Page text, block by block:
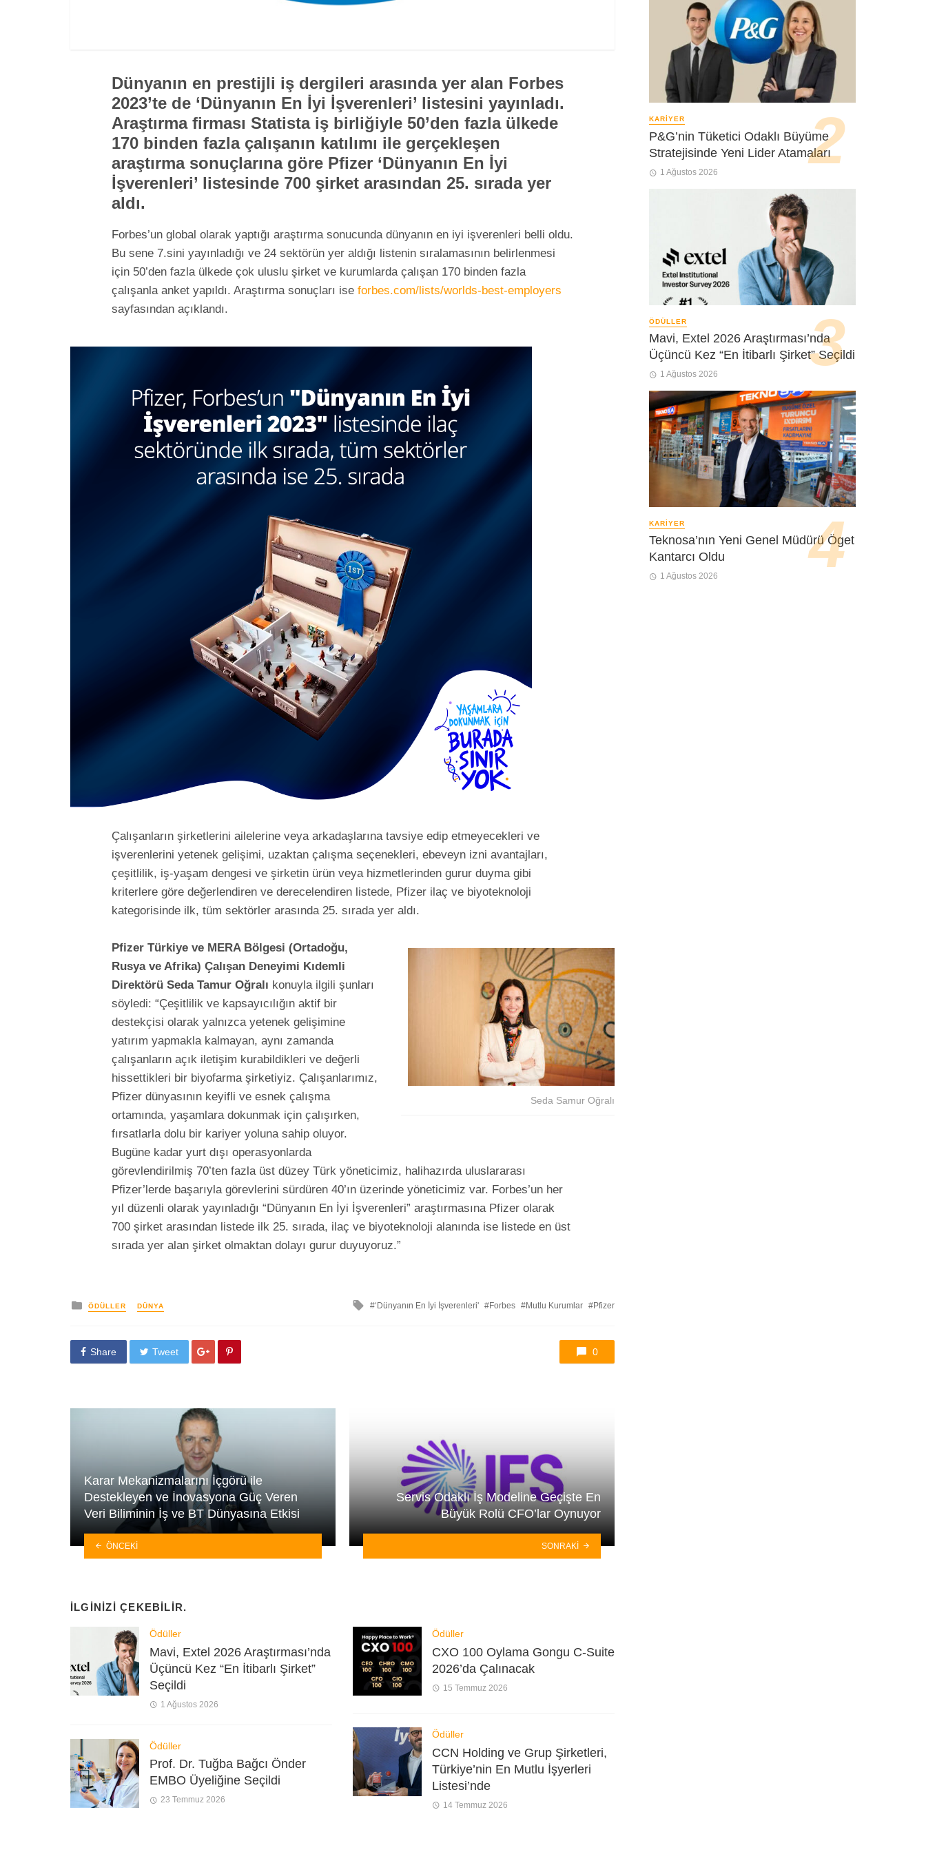
Dünyanın en prestijli iş dergileri arasında yer alan Forbes
2023’te de ‘Dünyanın En İyi İşverenleri’ listesini yayınladı.
Araştırma firması Statista iş birliğiyle 50’den fazla ülkede
170 binden fazla çalışanın katılımı ile gerçekleşen
araştırma sonuçlarına göre Pfizer ‘Dünyanın En İyi
İşverenleri’ listesinde 700 şirket arasından 25. sırada yer
aldı.
Forbes’un global olarak yaptığı araştırma sonucunda dünyanın en iyi işverenleri belli oldu.
Bu sene 7.sini yayınladığı ve 24 sektörün yer aldığı listenin sıralamasının belirlenmesi
için 50’den fazla ülkede çok uluslu şirket ve kurumlarda çalışan 170 binden fazla
çalışanla anket yapıldı. Araştırma sonuçları ise forbes.com/lists/worlds-best-employers
sayfasından açıklandı.
Çalışanların şirketlerini ailelerine veya arkadaşlarına tavsiye edip etmeyecekleri ve
işverenlerini yetenek gelişimi, uzaktan çalışma seçenekleri, ebeveyn izni avantajları,
çeşitlilik, iş-yaşam dengesi ve şirketin ürün veya hizmetlerinden gurur duyma gibi
kriterlere göre değerlendiren ve derecelendiren listede, Pfizer ilaç ve biyoteknoloji
kategorisinde ilk, tüm sektörler arasında 25. sırada yer aldı.
Seda Samur Oğralı
Pfizer Türkiye ve MERA Bölgesi (Ortadoğu,
Rusya ve Afrika) Çalışan Deneyimi Kıdemli
Direktörü Seda Tamur Oğralı konuyla ilgili şunları
söyledi: “Çeşitlilik ve kapsayıcılığın aktif bir
destekçisi olarak yalnızca yetenek gelişimine
yatırım yapmakla kalmayan, aynı zamanda
çalışanların açık iletişim kurabildikleri ve değerli
hissettikleri bir biyofarma şirketiyiz. Çalışanlarımız,
Pfizer dünyasının keyifli ve esnek çalışma
ortamında, yaşamlara dokunmak için çalışırken,
fırsatlarla dolu bir kariyer yoluna sahip oluyor.
Bugüne kadar yurt dışı operasyonlarda
görevlendirilmiş 70’ten fazla üst düzey Türk yöneticimiz, halihazırda uluslararası
Pfizer’lerde başarıyla görevlerini sürdüren 40’ın üzerinde yöneticimiz var. Forbes’un her
yıl düzenli olarak yayınladığı “Dünyanın En İyi İşverenleri” araştırmasına Pfizer olarak
700 şirket arasından listede ilk 25. sırada, ilaç ve biyoteknoloji alanında ise listede en üst
sırada yer alan şirket olmaktan dolayı gurur duyuyoruz.”
yayınlanan
ÖDÜLLER DÜNYA
ile‘Dünyanın En İyi İşverenleri' Forbes Mutlu Kurumlar Pfizer
Share Tweet 0
Karar Mekanizmalarını İçgörü ile
Destekleyen ve İnovasyona Güç Veren
Veri Biliminin İş ve BT Dünyasına Etkisi
ÖNCEKI
Servis Odaklı İş Modeline Geçişte En
Büyük Rolü CFO’lar Oynuyor
SONRAKI
İLGINIZI ÇEKEBILIR.
Ödüller
Mavi, Extel 2026 Araştırması’nda
Üçüncü Kez “En İtibarlı Şirket”
Seçildi
1 Ağustos 2026
Ödüller
Prof. Dr. Tuğba Bağcı Önder
EMBO Üyeliğine Seçildi
23 Temmuz 2026
Ödüller
CXO 100 Oylama Gongu C-Suite
2026’da Çalınacak
15 Temmuz 2026
Ödüller
CCN Holding ve Grup Şirketleri,
Türkiye’nin En Mutlu İşyerleri
Listesi’nde
14 Temmuz 2026
KARIYER
P&G’nin Tüketici Odaklı Büyüme
Stratejisinde Yeni Lider Atamaları
1 Ağustos 2026
ÖDÜLLER
Mavi, Extel 2026 Araştırması’nda
Üçüncü Kez “En İtibarlı Şirket” Seçildi
1 Ağustos 2026
KARIYER
Teknosa’nın Yeni Genel Müdürü Öget
Kantarcı Oldu
1 Ağustos 2026